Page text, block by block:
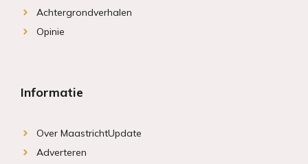
Achtergrondverhalen
Opinie
Informatie
Over MaastrichtUpdate
Adverteren